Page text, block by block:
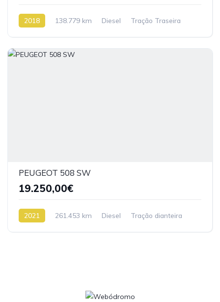
2018 138.779 km Diesel Tração Traseira
PEUGEOT 508 SW
19.250,00€
2021 261.453 km Diesel Tração dianteira